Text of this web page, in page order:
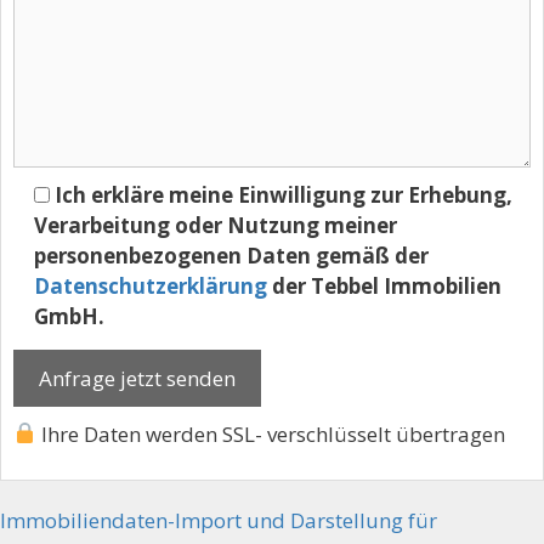
Ich erkläre meine Einwilligung zur Erhebung,
Verarbeitung oder Nutzung meiner
personenbezogenen Daten gemäß der
Datenschutzerklärung der Tebbel Immobilien
GmbH.
Ihre Daten werden SSL- verschlüsselt übertragen
Immobiliendaten-Import und Darstellung für